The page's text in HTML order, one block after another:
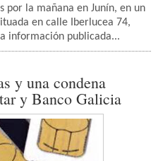
por la mañana en Junín, en un
en calle Iberlucea 74,
información publicada...
y una condena
y Banco Galicia